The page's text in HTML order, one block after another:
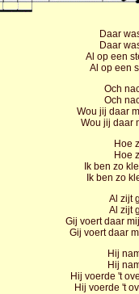
Daar
Daar
Al op een
Al op een
Och
Och
Wou jij daar
Wou jij daar
Hoe
Hoe
Ik ben zo
Ik ben zo
Al zijt
Al zijt
Gij voert daar
Gij voert daar
Hij
Hij
Hij voerde 't
Hij voerde 't